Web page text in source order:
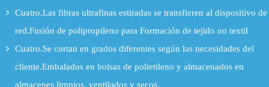
Cuatro.Las fibras ultrafinas estiradas se transfieren al dispositivo de
red.Fusión de polipropileno para Formación de tejido no textil
Cuatro.Se cortan en grados diferentes según las necesidades del
cliente.Embalados en bolsas de polietileno y almacenados en
almacenes limpios, ventilados y secos.